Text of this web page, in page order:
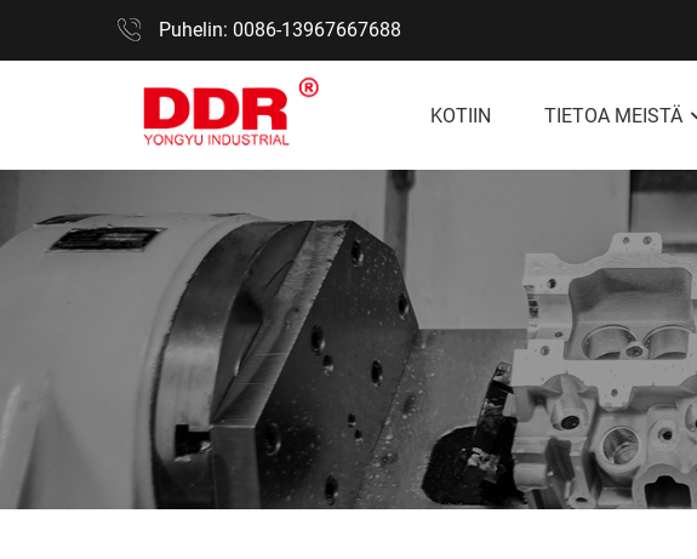
Puhelin: 0086-13967667688
KOTIIN TIETOA MEISTÄ